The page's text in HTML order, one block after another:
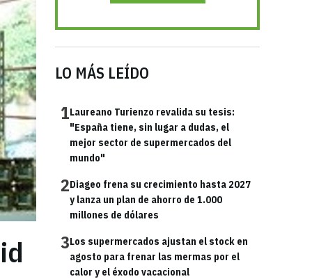
LO MÁS LEÍDO
1Laureano Turienzo revalida su tesis:
"España tiene, sin lugar a dudas, el
mejor sector de supermercados del
mundo"
2Diageo frena su crecimiento hasta 2027
y lanza un plan de ahorro de 1.000
millones de dólares
3Los supermercados ajustan el stock en
agosto para frenar las mermas por el
calor y el éxodo vacacional